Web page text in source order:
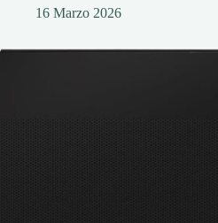
16 Marzo 2026